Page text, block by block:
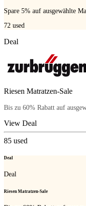
Spare 5% auf ausgewählte
72 used
Deal
Riesen Matratzen-Sale
Bis zu 60% Rabatt auf
View Deal
85 used
Deal
Deal
Riesen Matratzen-Sale